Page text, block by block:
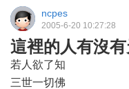
ncpes
2005-6-20 10:27:28
這裡的人有沒有
若人欲了知
三世一切佛